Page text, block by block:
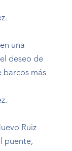
una
deseo de
barcos más
Ruiz
puente,